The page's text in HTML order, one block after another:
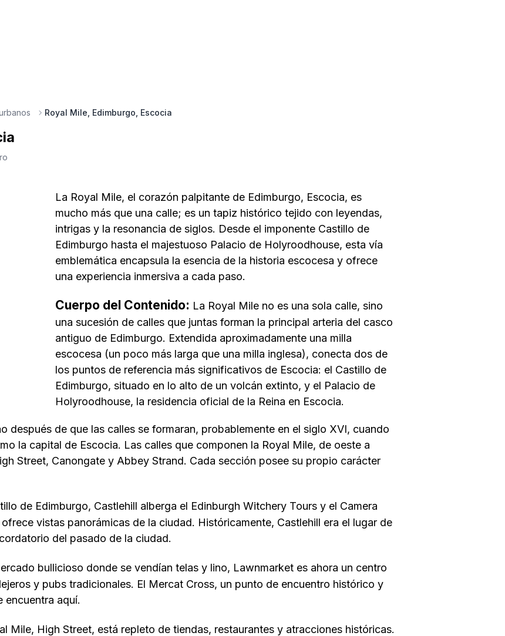
Royal Mile, Edimburgo, Escocia
La Royal Mile, el corazón palpitante de Edimburgo, Escocia, es
mucho más que una calle; es un tapiz histórico tejido con leyendas,
intrigas y la resonancia de siglos. Desde el imponente Castillo de
Edimburgo hasta el majestuoso Palacio de Holyroodhouse, esta vía
emblemática encapsula la esencia de la historia escocesa y ofrece
una experiencia inmersiva a cada paso.
Cuerpo del Contenido: La Royal Mile no es una sola calle, sino
una sucesión de calles que juntas forman la principal arteria del casco
antiguo de Edimburgo. Extendida aproximadamente una milla
escocesa (un poco más larga que una milla inglesa), conecta dos de
los puntos de referencia más significativos de Escocia: el Castillo de
Edimburgo, situado en lo alto de un volcán extinto, y el Palacio de
Holyroodhouse, la residencia oficial de la Reina en Escocia.
después de que las calles se formaran, probablemente en el siglo XVI, cuando
la capital de Escocia. Las calles que componen la Royal Mile, de oeste a
Street, Canongate y Abbey Strand. Cada sección posee su propio carácter
de Edimburgo, Castlehill alberga el Edinburgh Witchery Tours y el Camera
vistas panorámicas de la ciudad. Históricamente, Castlehill era el lugar de
del pasado de la ciudad.
bullicioso donde se vendían telas y lino, Lawnmarket es ahora un centro
y pubs tradicionales. El Mercat Cross, un punto de encuentro histórico y
encuentra aquí.
Mile, High Street, está repleto de tiendas, restaurantes y atracciones históricas.